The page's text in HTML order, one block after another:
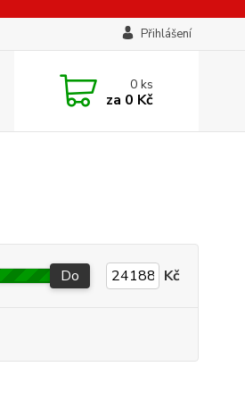
Přihlášení
0ks
za 0 Kč
Do Kč